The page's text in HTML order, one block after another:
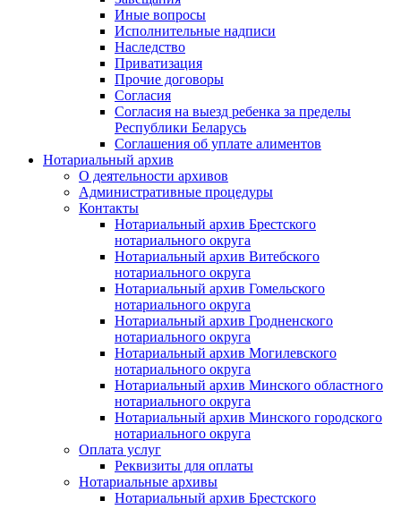
Иные вопросы
Исполнительные надписи
Наследство
Приватизация
Прочие договоры
Согласия
Согласия на выезд ребенка за пределы
Республики Беларусь
Соглашения об уплате алиментов
Нотариальный архив
О деятельности архивов
Административные процедуры
Контакты
Нотариальный архив Брестского
нотариального округа
Нотариальный архив Витебского
нотариального округа
Нотариальный архив Гомельского
нотариального округа
Нотариальный архив Гродненского
нотариального округа
Нотариальный архив Могилевского
нотариального округа
Нотариальный архив Минского областного
нотариального округа
Нотариальный архив Минского городского
нотариального округа
Оплата услуг
Реквизиты для оплаты
Нотариальные архивы
Нотариальный архив Брестского